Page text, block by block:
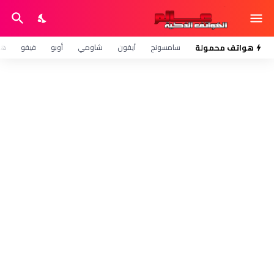
هواتف محمولة سامسونج آيفون شاومي أوبو فيفو